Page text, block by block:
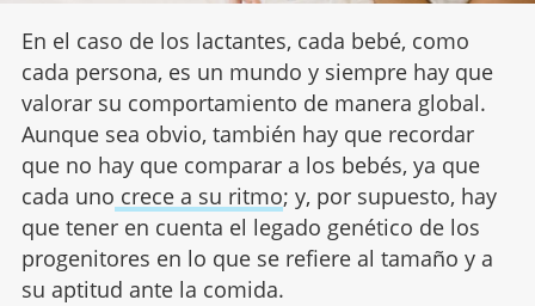
En el caso de los lactantes, cada bebé, como
cada persona, es un mundo y siempre hay que
valorar su comportamiento de manera global.
Aunque sea obvio, también hay que recordar
que no hay que comparar a los bebés, ya que
cada uno crece a su ritmo; y, por supuesto, hay
que tener en cuenta el legado genético de los
progenitores en lo que se refiere al tamaño y a
su aptitud ante la comida.